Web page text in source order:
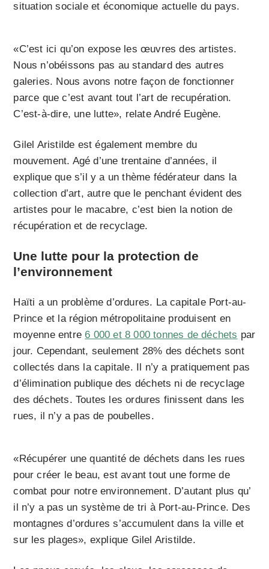
situation sociale et économique actuelle du pays.
«C’est ici qu’on expose les œuvres des artistes.
Nous n’obéissons pas au standard des autres
galeries. Nous avons notre façon de fonctionner
parce que c’est avant tout l’art de recupération.
C’est-à-dire, une lutte», relate André Eugène.
Gilel Aristilde est également membre du
mouvement. Agé d’une trentaine d’années, il
explique que s’il y a un thème fédérateur dans la
collection d’art, autre que le penchant évident des
artistes pour le macabre, c’est bien la notion de
récupération et de recyclage.
Une lutte pour la protection de
l’environnement
Haïti a un problème d’ordures. La capitale Port-au-
Prince et la région métropolitaine produisent en
moyenne entre6 000 et 8 000 tonnes de déchets par
jour. Cependant, seulement 28% des déchets sont
collectés dans la capitale. Il n’y a pratiquement pas
d’élimination publique des déchets ni de recyclage
des déchets. Toutes les ordures finissent dans les
rues, il n’y a pas de poubelles.
«Récupérer une quantité de déchets dans les rues
pour créer le beau, est avant tout une forme de
combat pour notre environnement. D’autant plus qu’
il n’y a pas un système de tri à Port-au-Prince. Des
montagnes d’ordures s’accumulent dans la ville et
sur les plages», explique Gilel Aristilde.